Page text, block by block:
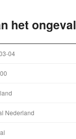
het ongeval
04
Nederland